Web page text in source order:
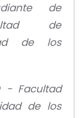
de
de
de los
- Facultad
de los